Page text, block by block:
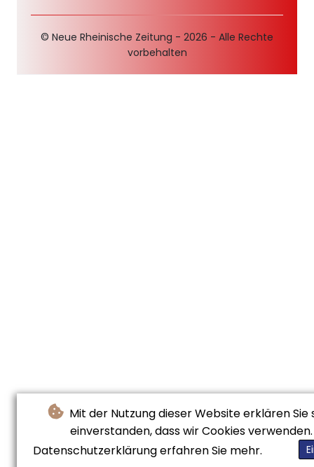
Mit der Nutzung dieser Website erklären Sie
einverstanden, dass wir Cookies
Datenschutzerklärung erfahren Sie mehr.
© Neue Rheinische Zeitung - 2026 - Alle Rechte
vorbehalten